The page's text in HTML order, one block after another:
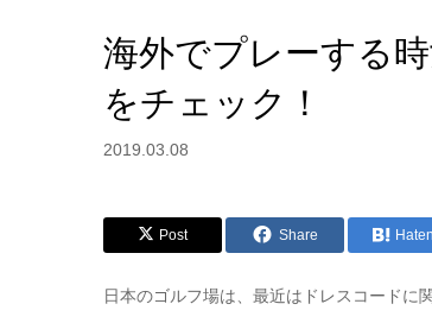
海外でプレーする
をチェック！
2019.03.08
Post Share
日本のゴルフ場は、最近はドレスコードに